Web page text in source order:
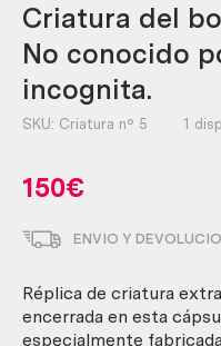
Criatura del
No conocido
incognita.
SKU: Criatura nº 5 1
150€
ENVIO Y
Réplica de criatura
encerrada en esta
especialmente